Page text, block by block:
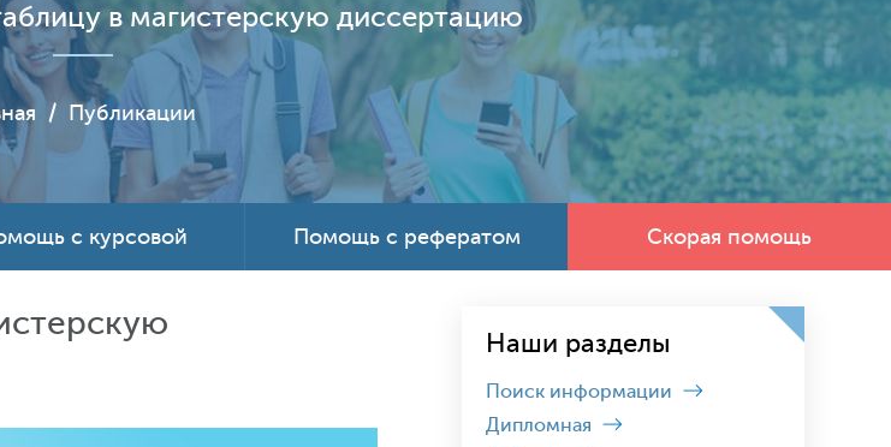
в магистерскую диссертацию
/ Публикации
с курсовой Помощь с рефератом Скорая помощь
Наши разделы
Поиск информации
Дипломная